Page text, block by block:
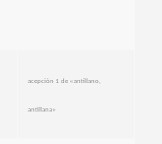
acepción 1 de «antillano,
antillana»